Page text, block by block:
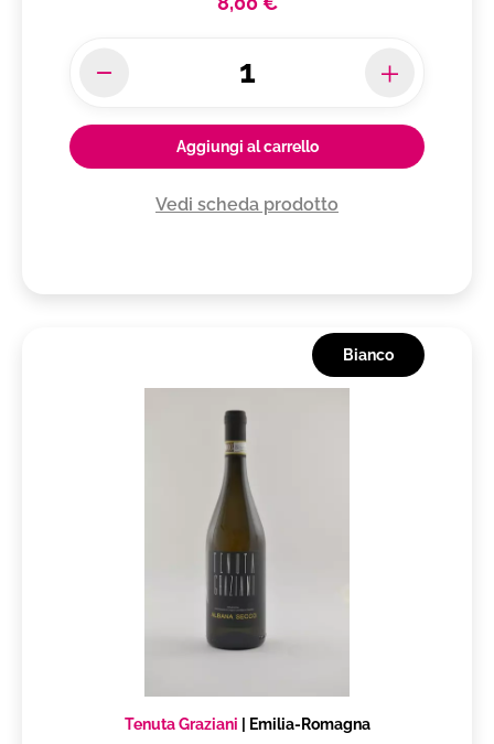
Aggiungi al carrello
Vedi scheda prodotto
Bianco
Tenuta Graziani Emilia-Romagna